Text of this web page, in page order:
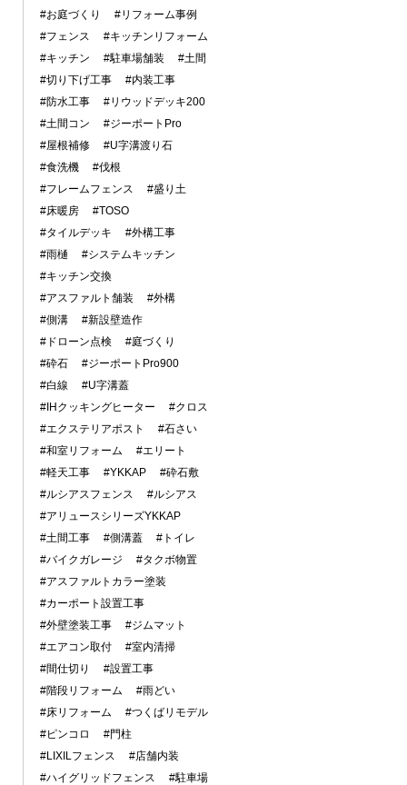
#お庭づくり
#リフォーム事例
#フェンス
#キッチンリフォーム
#キッチン
#駐車場舗装
#土間
#切り下げ工事
#内装工事
#防水工事
#リウッドデッキ200
#土間コン
#ジーポートPro
#屋根補修
#U字溝渡り石
#食洗機
#伐根
#フレームフェンス
#盛り土
#床暖房
#TOSO
#タイルデッキ
#外構工事
#雨樋
#システムキッチン
#キッチン交換
#アスファルト舗装
#外構
#側溝
#新設壁造作
#ドローン点検
#庭づくり
#砕石
#ジーポートPro900
#白線
#U字溝蓋
#IHクッキングヒーター
#クロス
#エクステリアポスト
#石さい
#和室リフォーム
#エリート
#軽天工事
#YKKAP
#砕石敷
#ルシアスフェンス
#ルシアス
#アリュースシリーズYKKAP
#土間工事
#側溝蓋
#トイレ
#バイクガレージ
#タクボ物置
#アスファルトカラー塗装
#カーポート設置工事
#外壁塗装工事
#ジムマット
#エアコン取付
#室内清掃
#間仕切り
#設置工事
#階段リフォーム
#雨どい
#床リフォーム
#つくばリモデル
#ピンコロ
#門柱
#LIXILフェンス
#店舗内装
#ハイグリッドフェンス
#駐車場